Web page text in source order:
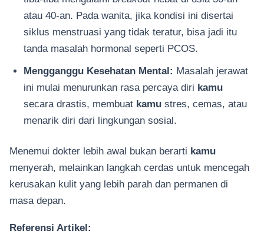
atau 40-an. Pada wanita, jika kondisi ini disertai
siklus menstruasi yang tidak teratur, bisa jadi itu
tanda masalah hormonal seperti PCOS.
Mengganggu Kesehatan Mental: Masalah jerawat
ini mulai menurunkan rasa percaya diri kamu
secara drastis, membuat kamu stres, cemas, atau
menarik diri dari lingkungan sosial.
Menemui dokter lebih awal bukan berarti kamu
menyerah, melainkan langkah cerdas untuk mencegah
kerusakan kulit yang lebih parah dan permanen di
masa depan.
Referensi Artikel: